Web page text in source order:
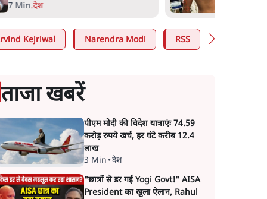
7 Min.देश
Kejriwal Narendra Modi RSS
ताजा खबरें
पीएम मोदी की विदेश यात्राएंः 74.59
करोड़ रुपये खर्च, हर घंटे करीब 12.4
लाख
3 Min •देश
"छात्रों से डर गई Yogi Govt!" AISA
President का खुला ऐलान, Rahul